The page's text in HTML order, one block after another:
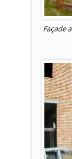
Façade